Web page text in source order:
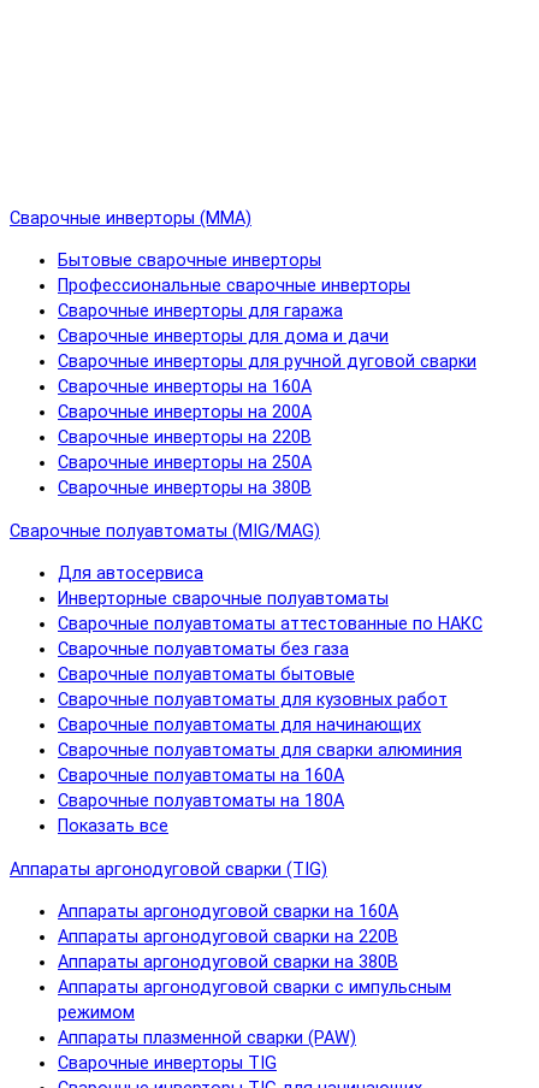
Сварочные инверторы (MMA)
Бытовые сварочные инверторы
Профессиональные сварочные инверторы
Сварочные инверторы для гаража
Сварочные инверторы для дома и дачи
Сварочные инверторы для ручной дуговой сварки
Сварочные инверторы на 160А
Сварочные инверторы на 200А
Сварочные инверторы на 220В
Сварочные инверторы на 250А
Сварочные инверторы на 380В
Сварочные полуавтоматы (MIG/MAG)
Для автосервиса
Инверторные сварочные полуавтоматы
Сварочные полуавтоматы аттестованные по НАКС
Сварочные полуавтоматы без газа
Сварочные полуавтоматы бытовые
Сварочные полуавтоматы для кузовных работ
Сварочные полуавтоматы для начинающих
Сварочные полуавтоматы для сварки алюминия
Сварочные полуавтоматы на 160А
Сварочные полуавтоматы на 180А
Показать все
Аппараты аргонодуговой сварки (TIG)
Аппараты аргонодуговой сварки на 160А
Аппараты аргонодуговой сварки на 220В
Аппараты аргонодуговой сварки на 380В
Аппараты аргонодуговой сварки с импульсным
режимом
Аппараты плазменной сварки (PAW)
Сварочные инверторы TIG